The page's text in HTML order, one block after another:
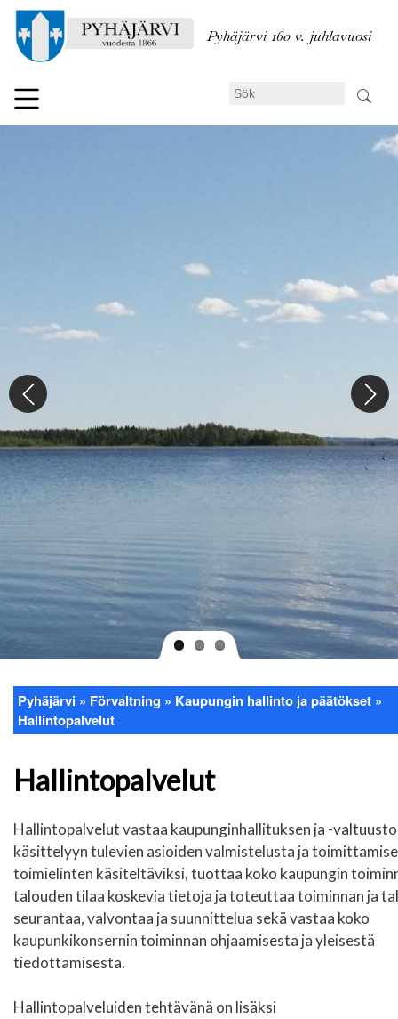
till
Pyhäjärvi 160 v. juhlavuosi
Sök
Länkstig
Pyhäjärvi Förvaltning
Kaupungin hallinto ja päätökset
Hallintopalvelut
Hallintopalvelut
Hallintopalvelut vastaa kaupunginhallituksen ja -
käsittelyyn tulevien asioiden valmistelusta ja
toimielinten käsiteltäviksi, tuottaa koko kaupungin
talouden tilaa koskevia tietoja ja toteuttaa toiminnan ja
seurantaa, valvontaa ja suunnittelua sekä vastaa koko
kaupunkikonsernin toiminnan ohjaamisesta ja yleisestä
tiedottamisesta.
Hallintopalveluiden tehtävänä on lisäksi